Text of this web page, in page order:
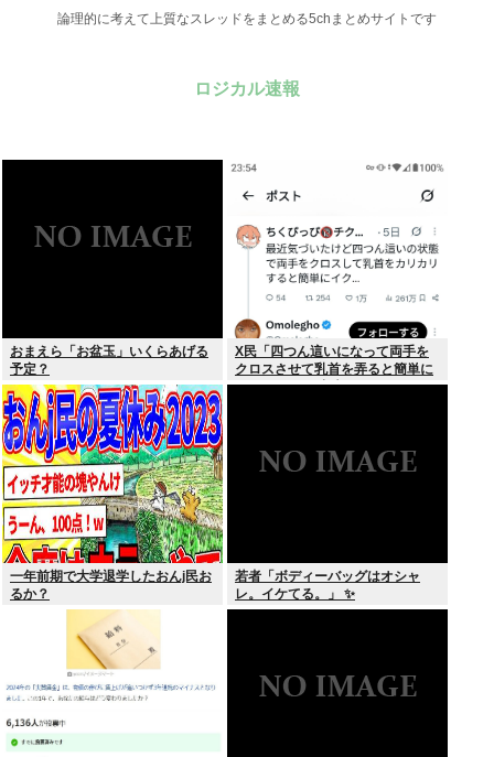
論理的に考えて上質なスレッドをまとめる5chまとめサイトです
ロジカル速報
おまえら「お盆玉」いくらあげる
予定？
X民「四つん這いになって両手を
クロスさせて乳首を弄ると簡単に
イケる」 これ出来ないヤツはゲイ
一年前期で大学退学したおんj民お
るか？
若者「ボディーバッグはオシャ
レ。イケてる。」 ✨